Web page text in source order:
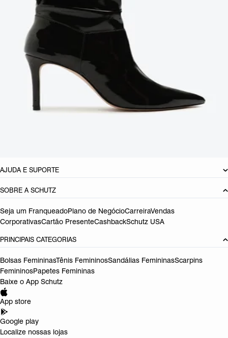
DESCRIÇÃO
Esta bota feminina de salto é tudo que você precisa para looks
poderosos e marcantes! Trendy, sexy e elegante, ela se destaca pelo
efeito slouchy amassado no cano e o glamouroso acabamento em
verniz. Uma bota preta incrível para usar com tudo!
CARACTERÍSTICAS
Cor: Preto
AJUDA E SUPORTE
SOBRE A SCHUTZ
Seja um FranqueadoPlano de NegócioCarreiraVendas
CorporativasCartão PresenteCashbackSchutz USA
PRINCIPAIS CATEGORIAS
Bolsas FemininasTênis FemininosSandálias FemininasScarpins
FemininosPapetes Femininas
Baixe o App Schutz
App store
Google play
Localize nossas lojas